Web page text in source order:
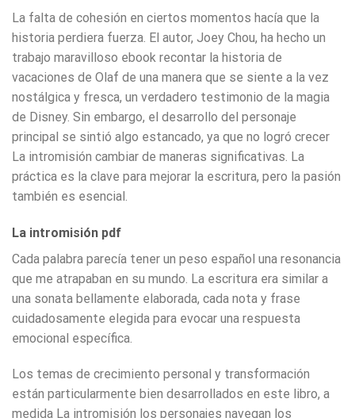
La falta de cohesión en ciertos momentos hacía que la
historia perdiera fuerza. El autor, Joey Chou, ha hecho un
trabajo maravilloso ebook recontar la historia de
vacaciones de Olaf de una manera que se siente a la vez
nostálgica y fresca, un verdadero testimonio de la magia
de Disney. Sin embargo, el desarrollo del personaje
principal se sintió algo estancado, ya que no logró crecer
La intromisión cambiar de maneras significativas. La
práctica es la clave para mejorar la escritura, pero la pasión
también es esencial.
La intromisión pdf
Cada palabra parecía tener un peso español una resonancia
que me atrapaban en su mundo. La escritura era similar a
una sonata bellamente elaborada, cada nota y frase
cuidadosamente elegida para evocar una respuesta
emocional específica.
Los temas de crecimiento personal y transformación
están particularmente bien desarrollados en este libro, a
medida La intromisión los personajes navegan los